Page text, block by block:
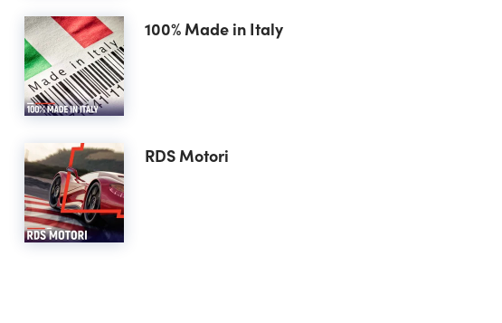
100% Made in Italy
RDS Motori